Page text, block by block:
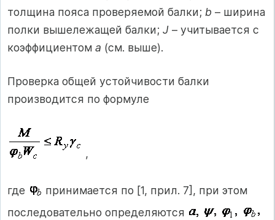
толщина пояса проверяемой балки; b – ширина
полки вышележащей балки; J – учитывается с
коэффициентом а (см. выше).
Проверка общей устойчивости балки
производится по формуле
,
где
принимается по [1, прил. 7], при этом
последовательно определяются